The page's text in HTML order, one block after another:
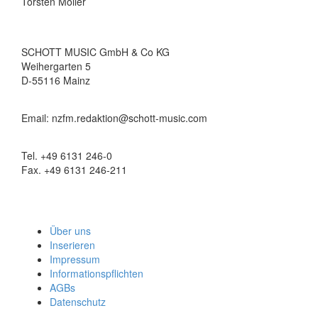
SCHOTT MUSIC GmbH & Co KG
Weihergarten 5
D-55116 Mainz
Email: nzfm.redaktion@schott-music.com
Tel. +49 6131 246-0
Fax. +49 6131 246-211
Über uns
Inserieren
Impressum
Informationspflichten
AGBs
Datenschutz